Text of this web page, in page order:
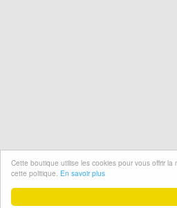
Cette boutique utilise les cookies pour vous offrir
cette politique. En savoir plus